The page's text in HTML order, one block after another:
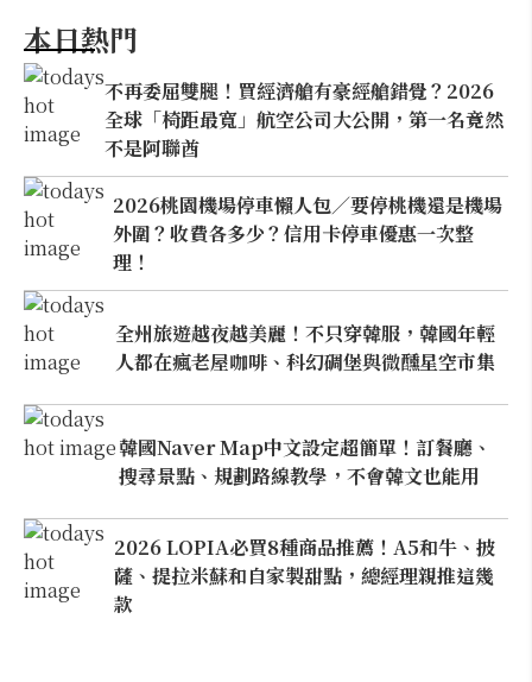
本日熱門
不再委屈雙腿！買經濟艙有豪經艙錯覺？2026
全球「椅距最寬」航空公司大公開，第一名竟然
不是阿聯酋
2026桃園機場停車懶人包／要停桃機還是機場
外圍？收費各多少？信用卡停車優惠一次整
理！
全州旅遊越夜越美麗！不只穿韓服，韓國年輕
人都在瘋老屋咖啡、科幻碉堡與微醺星空市集
韓國Naver Map中文設定超簡單！訂餐廳、
搜尋景點、規劃路線教學，不會韓文也能用
2026 LOPIA必買8種商品推薦！A5和牛、披
薩、提拉米蘇和自家製甜點，總經理親推這幾
款